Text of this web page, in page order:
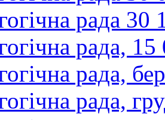
рада 30
рада,
рада,
рада,